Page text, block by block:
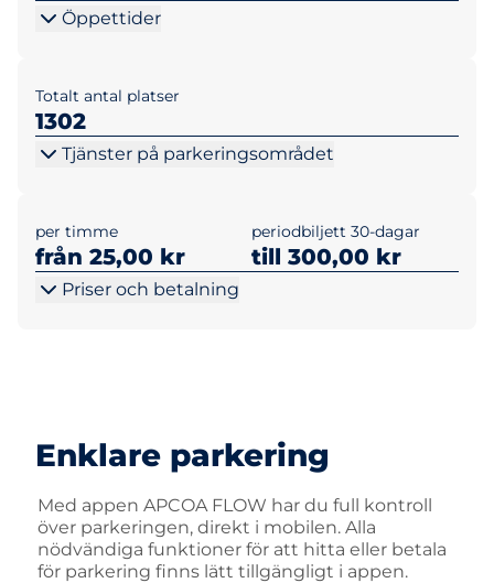
Öppettider
Totalt antal platser
1302
Tjänster på parkeringsområdet
per timme
från 25,00 kr
periodbiljett 30-dagar
till 300,00 kr
Priser och betalning
Enklare parkering
Med appen APCOA FLOW har du full kontroll
över parkeringen, direkt i mobilen. Alla
nödvändiga funktioner för att hitta eller betala
för parkering finns lätt tillgängligt i appen.